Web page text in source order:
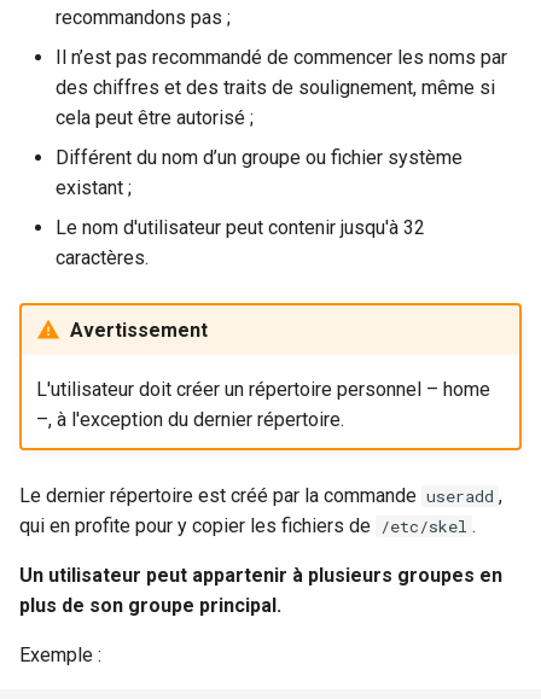
recommandons pas ;
Il n’est pas recommandé de commencer les noms par
des chiffres et des traits de soulignement, même si
cela peut être autorisé ;
Différent du nom d’un groupe ou fichier système
existant ;
Le nom d'utilisateur peut contenir jusqu'à 32
caractères.
Avertissement
L'utilisateur doit créer un répertoire personnel – home
–, à l'exception du dernier répertoire.
Le dernier répertoire est créé par la commande useradd ,
qui en profite pour y copier les fichiers de /etc/skel .
Un utilisateur peut appartenir à plusieurs groupes en
plus de son groupe principal.
Exemple :